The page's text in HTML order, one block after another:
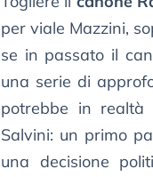
per viale Mazzini,
se in passato il
una serie di
potrebbe in realtà
Salvini: un primo
una decisione